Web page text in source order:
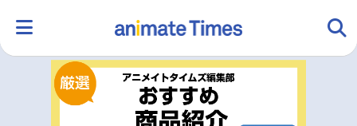
ランキング アニメ